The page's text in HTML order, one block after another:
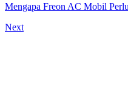
Mengapa Freon AC Mobil
Next